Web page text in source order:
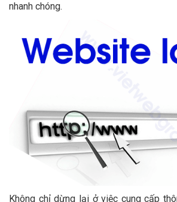
nhanh chóng.
Không chỉ dừng lại ở việc cung cấp